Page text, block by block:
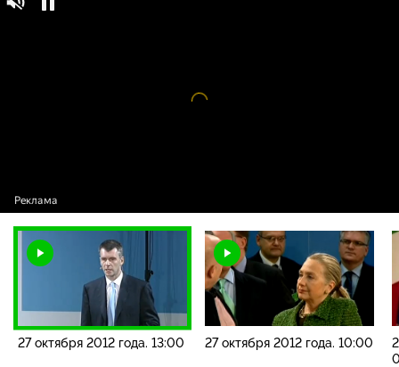
27 октября 2012 года. 13:00 27 октября 2012 года. 10:00